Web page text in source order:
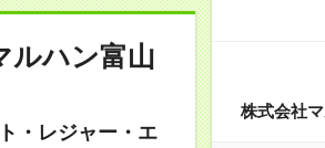
ルハン富山
・レジャー・エ
株式会社